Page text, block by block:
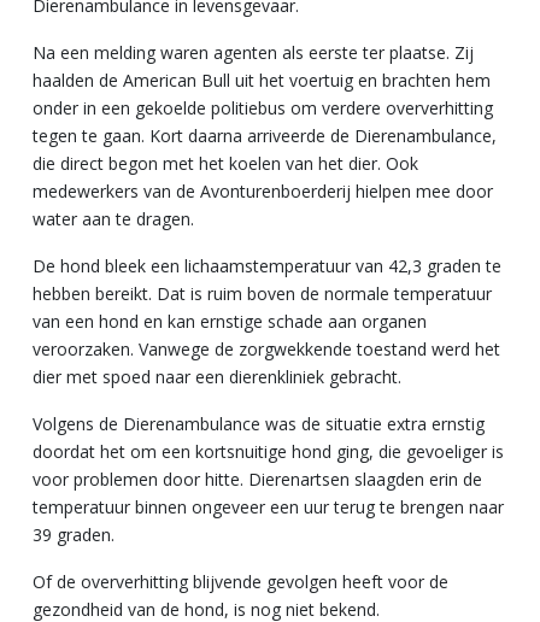
Dierenambulance in levensgevaar.
Na een melding waren agenten als eerste ter plaatse. Zij
haalden de American Bull uit het voertuig en brachten hem
onder in een gekoelde politiebus om verdere oververhitting
tegen te gaan. Kort daarna arriveerde de Dierenambulance,
die direct begon met het koelen van het dier. Ook
medewerkers van de Avonturenboerderij hielpen mee door
water aan te dragen.
De hond bleek een lichaamstemperatuur van 42,3 graden te
hebben bereikt. Dat is ruim boven de normale temperatuur
van een hond en kan ernstige schade aan organen
veroorzaken. Vanwege de zorgwekkende toestand werd het
dier met spoed naar een dierenkliniek gebracht.
Volgens de Dierenambulance was de situatie extra ernstig
doordat het om een kortsnuitige hond ging, die gevoeliger is
voor problemen door hitte. Dierenartsen slaagden erin de
temperatuur binnen ongeveer een uur terug te brengen naar
39 graden.
Of de oververhitting blijvende gevolgen heeft voor de
gezondheid van de hond, is nog niet bekend.